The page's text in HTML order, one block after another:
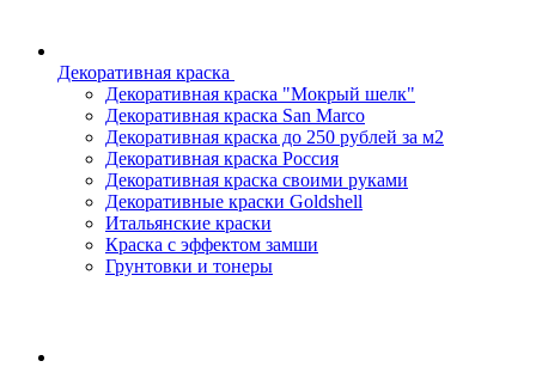
Декоративная краска
Декоративная краска "Мокрый шелк"
Декоративная краска San Marco
Декоративная краска до 250 рублей за м2
Декоративная краска Россия
Декоративная краска своими руками
Декоративные краски Goldshell
Итальянские краски
Краска с эффектом замши
Грунтовки и тонеры